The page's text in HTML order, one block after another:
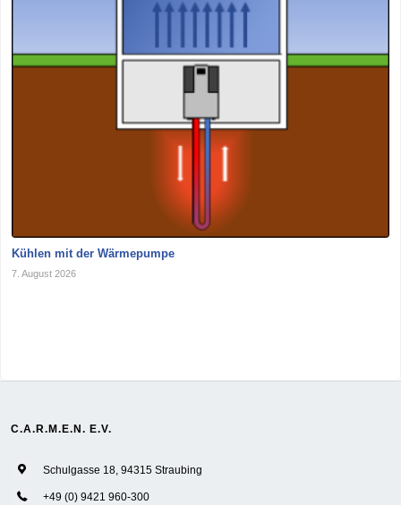
Kühlen mit der Wärmepumpe
7. August 2026
C.A.R.M.E.N. E.V.
Schulgasse 18, 94315 Straubing
+49 (0) 9421 960-300